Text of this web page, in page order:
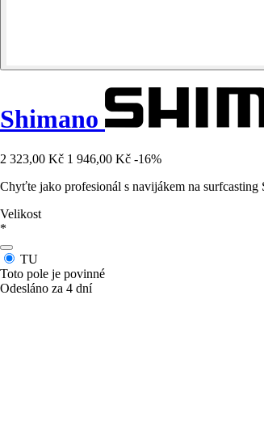
Shimano
2 323,00 Kč 1 946,00 Kč -16%
Chyťte jako profesionál s navijákem na
Velikost
*
TU
Toto pole je povinné
Odesláno za 4 dní